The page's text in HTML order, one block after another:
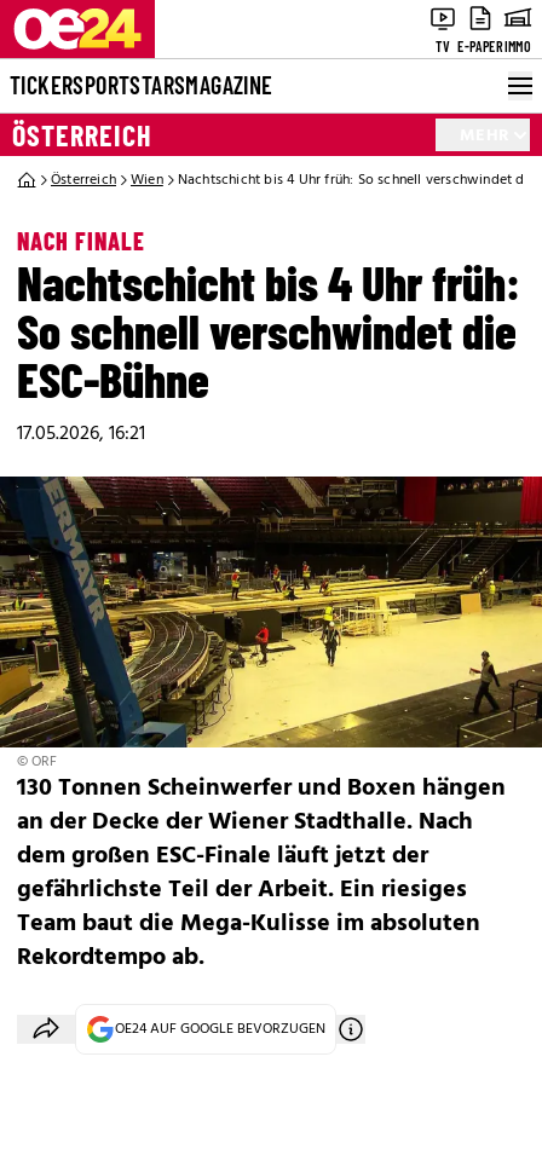
TV E-PAPERIMMO
TICKERSPORTSTARSMAGAZINE
ÖSTERREICH
Österreich Wien Nachtschicht bis 4 Uhr früh: So schnell verschwindet die
NACH FINALE
Nachtschicht bis 4 Uhr früh:
So schnell verschwindet die
ESC-Bühne
17.05.2026, 16:21
© ORF
130 Tonnen Scheinwerfer und Boxen hängen
an der Decke der Wiener Stadthalle. Nach
dem großen ESC-Finale läuft jetzt der
gefährlichste Teil der Arbeit. Ein riesiges
Team baut die Mega-Kulisse im absoluten
Rekordtempo ab.
OE24 AUF GOOGLE BEVORZUGEN